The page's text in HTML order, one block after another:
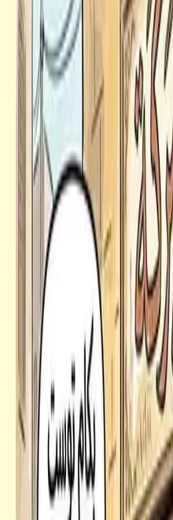
أحق بقلب سعيد) |